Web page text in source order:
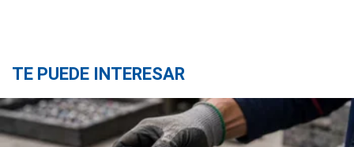
TE PUEDE INTERESAR